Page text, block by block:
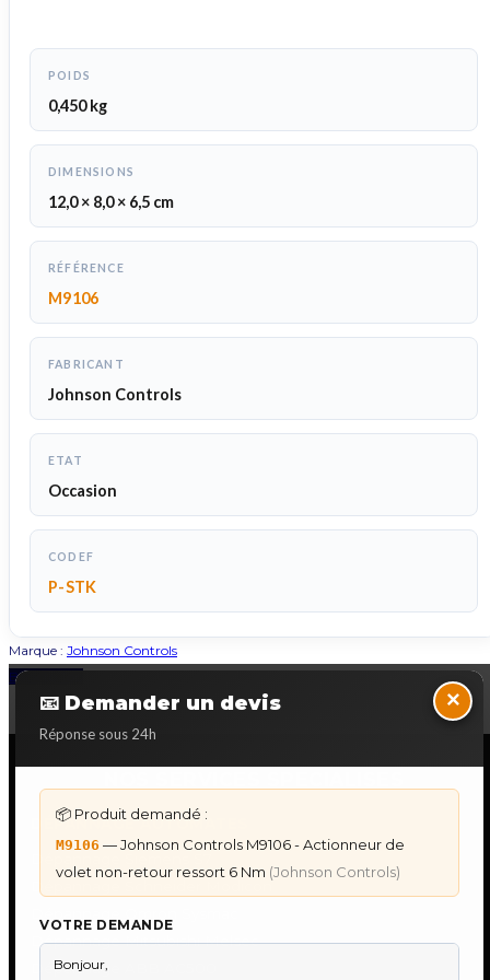
POIDS
0,450 kg
DIMENSIONS
12,0 × 8,0 × 6,5 cm
RÉFÉRENCE
M9106
FABRICANT
Johnson Controls
ETAT
Occasion
CODEF
P-STK
Marque : Johnson Controls
📧 Demander un devis
Réponse sous 24h
×
📦 Produit demandé :
M9106 — Johnson Controls M9106 - Actionneur de
volet non-retour ressort 6 Nm (Johnson Controls)
VOTRE DEMANDE
Back to Top
DÉPANNAGE AUTOMATES
Dépannage Schneider Modicon
Dépannage Mitsubishi Melsec
Dépannage ABB AC500